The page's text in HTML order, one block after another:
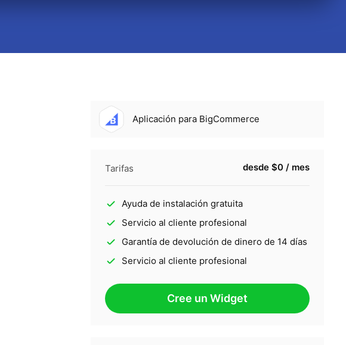
Aplicación para BigCommerce
Tarifas desde $0 / mes
Ayuda de instalación gratuita
Servicio al cliente profesional
Garantía de devolución de dinero de 14 días
Servicio al cliente profesional
Cree un Widget